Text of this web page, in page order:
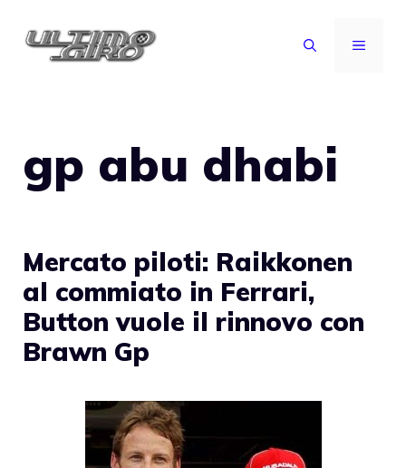
MENU
gp abu dhabi
Mercato piloti: Raikkonen
al commiato in Ferrari,
Button vuole il rinnovo con
Brawn Gp